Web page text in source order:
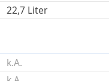
22,7 Liter
k.A.